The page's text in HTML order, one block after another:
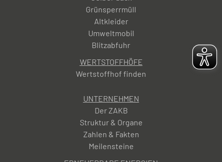
Grünsperrmüll
Altkleider
Umweltmobil
Blitzabfuhr
WERTSTOFFHÖFE
Wertstoffhof finden
UNTERNEHMEN
Der ZAKB
Struktur & Organe
Zahlen & Fakten
Meilensteine